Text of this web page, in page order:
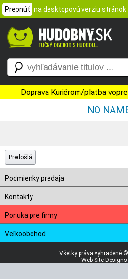
Prepnúť na desktopovú verziu stránok
Doprava Kuriérom/platba
NO
Predošlá
Podmienky predaja
Kontakty
Ponuka pre firmy
Veľkoobchod
Všetky práva vyhradené
Web Site